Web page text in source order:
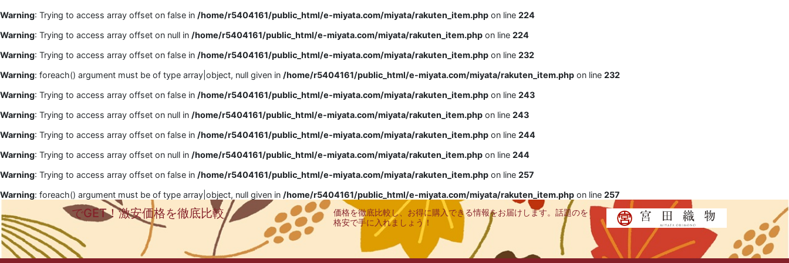
Warning: Trying to access array offset on false in /home/r5404161/public_html/e-miyata.com/miyata/rakuten_item.php on line 224
Warning: Trying to access array offset on null in /home/r5404161/public_html/e-miyata.com/miyata/rakuten_item.php on line 224
Warning: Trying to access array offset on false in /home/r5404161/public_html/e-miyata.com/miyata/rakuten_item.php on line 232
Warning: foreach() argument must be of type array|object, null given in /home/r5404161/public_html/e-miyata.com/miyata/rakuten_item.php on line 232
Warning: Trying to access array offset on false in /home/r5404161/public_html/e-miyata.com/miyata/rakuten_item.php on line 243
Warning: Trying to access array offset on null in /home/r5404161/public_html/e-miyata.com/miyata/rakuten_item.php on line 243
Warning: Trying to access array offset on false in /home/r5404161/public_html/e-miyata.com/miyata/rakuten_item.php on line 244
Warning: Trying to access array offset on null in /home/r5404161/public_html/e-miyata.com/miyata/rakuten_item.php on line 244
Warning: Trying to access array offset on false in /home/r5404161/public_html/e-miyata.com/miyata/rakuten_item.php on line 257
Warning: foreach() argument must be of type array|object, null given in /home/r5404161/public_html/e-miyata.com/miyata/rakuten_item.php on line 257
でGET！激安価格を徹底比較
価格を徹底比較し、お得に購入できる情報をお届けします。話題のを
格安で手に入れましょう！